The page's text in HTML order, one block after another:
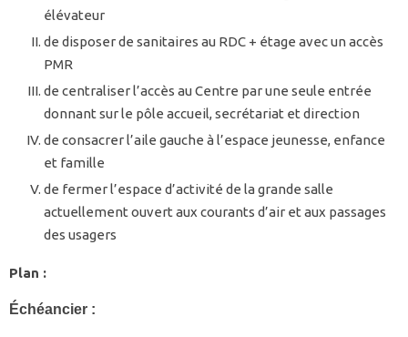
élévateur
de disposer de sanitaires au RDC + étage avec un accès
PMR
de centraliser l’accès au Centre par une seule entrée
donnant sur le pôle accueil, secrétariat et direction
de consacrer l’aile gauche à l’espace jeunesse, enfance
et famille
de fermer l’espace d’activité de la grande salle
actuellement ouvert aux courants d’air et aux passages
des usagers
Plan :
Échéancier :